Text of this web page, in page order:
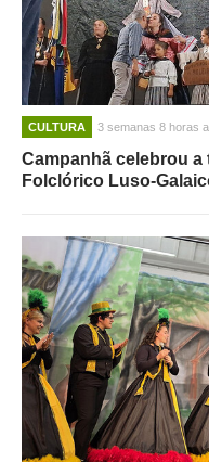
CULTURA 3 semanas 8 horas
Campanhã celebrou a
Folclórico Luso-